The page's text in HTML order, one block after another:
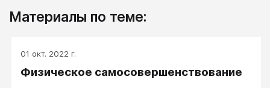
Материалы по теме:
01 окт. 2022 г.
Физическое самосовершенствование